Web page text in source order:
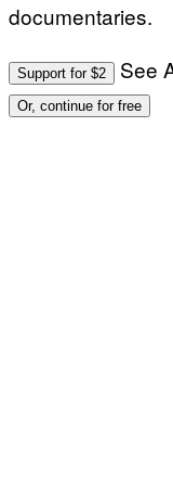
documentaries.
Support for $2 See
Or, continue for free